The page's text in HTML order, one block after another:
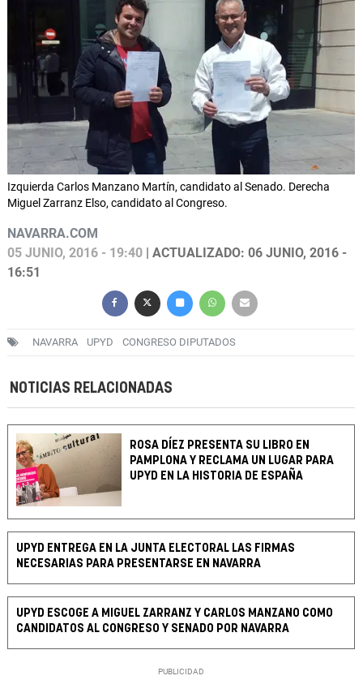
Izquierda Carlos Manzano Martín, candidato al Senado. Derecha
Miguel Zarranz Elso, candidato al Congreso.
NAVARRA.COM
05 JUNIO, 2016 - 19:40 | ACTUALIZADO: 06 JUNIO, 2016 -
16:51
NAVARRA UPYD CONGRESO DIPUTADOS
NOTICIAS RELACIONADAS
ROSA DÍEZ PRESENTA SU LIBRO EN
PAMPLONA Y RECLAMA UN LUGAR PARA
UPYD EN LA HISTORIA DE ESPAÑA
UPYD ENTREGA EN LA JUNTA ELECTORAL LAS FIRMAS
NECESARIAS PARA PRESENTARSE EN NAVARRA
UPYD ESCOGE A MIGUEL ZARRANZ Y CARLOS MANZANO COMO
CANDIDATOS AL CONGRESO Y SENADO POR NAVARRA